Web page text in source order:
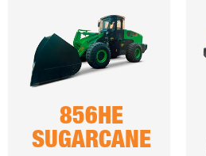
856HE
SUGARCANE